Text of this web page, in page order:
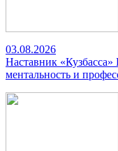
03.08.2026
Наставник
ментальность и